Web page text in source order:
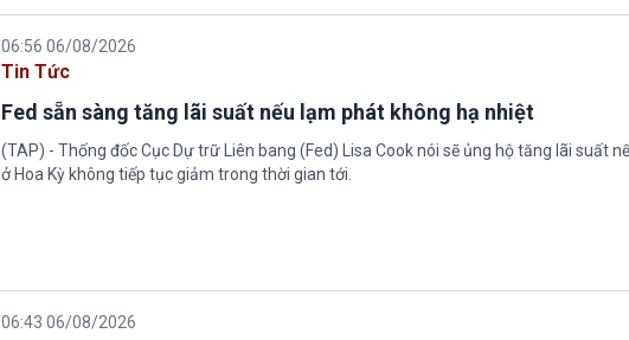
06:56 06/08/2026
Tin Tức
Fed sẵn sàng tăng lãi suất nếu lạm phát không hạ nhiệt
(TAP) - Thống đốc Cục Dự trữ Liên bang (Fed) Lisa Cook nói sẽ ủng hộ tăng lãi suất
ở Hoa Kỳ không tiếp tục giảm trong thời gian tới.
06:43 06/08/2026